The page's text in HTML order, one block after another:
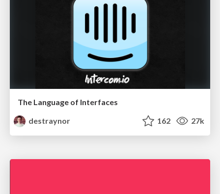
The Language of Interfaces
destraynor
162 27k